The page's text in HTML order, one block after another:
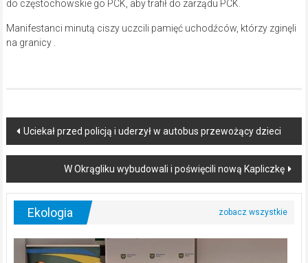
do częstochowskie go PCK, aby trafił do zarządu PCK.
Manifestanci minutą ciszy uczcili pamięć uchodźców, którzy zginęli
na granicy .
Post
navigation
Uciekał przed policją i uderzył w autobus przewożący dzieci
W Okrągliku wybudowali i poświęcili nową Kapliczkę
Ekologia